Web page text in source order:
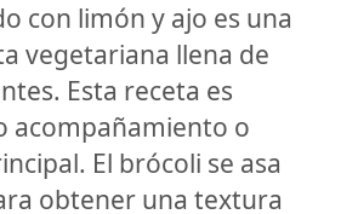
con limón y ajo es una
vegetariana llena de
Esta receta es
acompañamiento o
El brócoli se asa
obtener una textura